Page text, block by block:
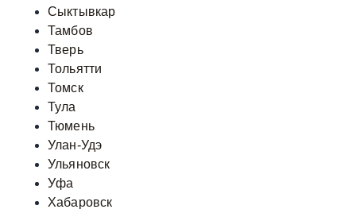
Сыктывкар
Тамбов
Тверь
Тольятти
Томск
Тула
Тюмень
Улан-Удэ
Ульяновск
Уфа
Хабаровск